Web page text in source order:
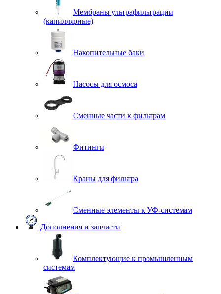
Мембраны ультрафильтрации
(капиллярные)
Накопительные баки
Насосы для осмоса
Сменные части к фильтрам
Фитинги
Краны для фильтра
Сменные элементы к УФ-системам
Дополнения и запчасти
Комплектующие к промышленным
системам